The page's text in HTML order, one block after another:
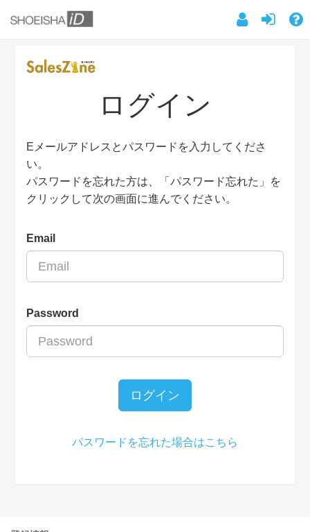
ログイン
Eメールアドレスとパスワードを入力してくださ
い。
パスワードを忘れた方は、「パスワード忘れた」を
クリックして次の画面に進んでください。
Email
Password
ログイン
パスワードを忘れた場合はこちら